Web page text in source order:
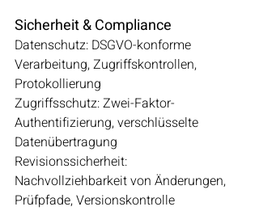
Sicherheit & Compliance
Datenschutz: DSGVO-konforme
Verarbeitung, Zugriffskontrollen,
Protokollierung
Zugriffsschutz: Zwei-Faktor-
Authentifizierung, verschlüsselte
Datenübertragung
Revisionssicherheit:
Nachvollziehbarkeit von Änderungen,
Prüfpfade, Versionskontrolle